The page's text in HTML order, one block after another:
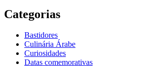
Categorias
Bastidores
Culinária Árabe
Curiosidades
Datas comemorativas